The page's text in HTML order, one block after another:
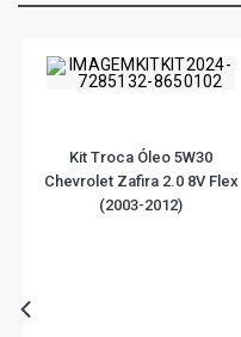
Kit Troca Óleo 5W30
Chevrolet Zafira 2.0 8V Flex
(2003-2012)